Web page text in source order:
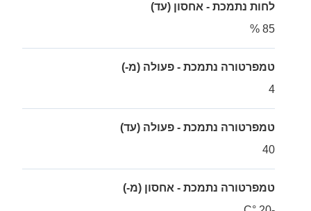
לחות נתמכת - אחסון (עד)
85 %
טמפרטורה נתמכת - פעולה (מ-)
4
טמפרטורה נתמכת - פעולה (עד)
40
טמפרטורה נתמכת - אחסון (מ-)